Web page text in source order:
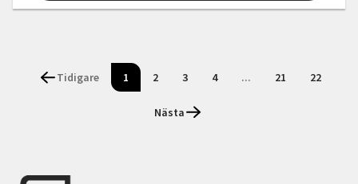
Tidigare 1 2 3 4 ... 21 22
Nästa